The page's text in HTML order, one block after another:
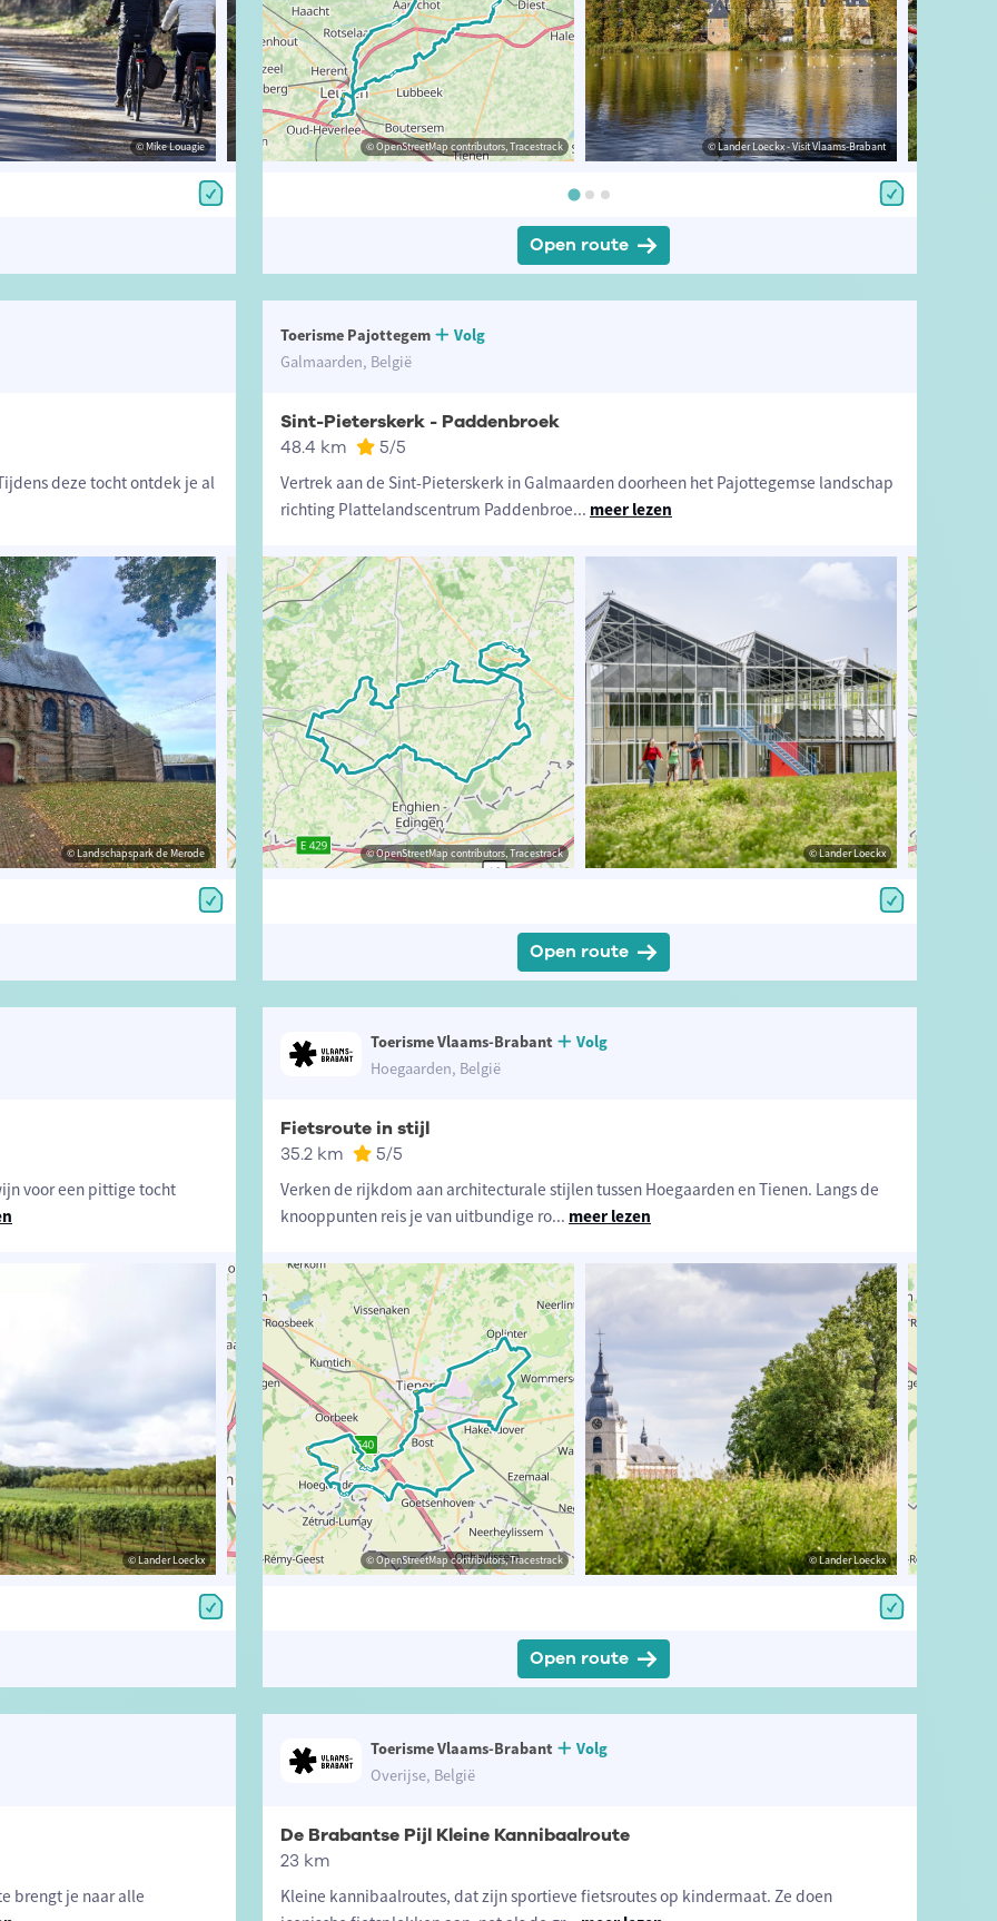
© Mike Louagie © Toerisme Diest © OpenStreetMap contributors, Tracestrack
© Lander Loeckx - Visit Vlaams-Brabant © OpenStreetMap contributors, Tracestrack © Lander Loeckx - Visit Vlaams-Brabant
Open route
deze tocht ontdek je al
© Landschapspark de Merode © OpenStreetMap contributors, Tracestrack © Landschapspark de Merode
Toerisme Pajottegem
Volg
Galmaarden, België
Sint-Pieterskerk - Paddenbroek
48.4 km 5/5
Vertrek aan de Sint-Pieterskerk in Galmaarden doorheen het Pajottegemse landschap
richting Plattelandscentrum Paddenbroe... meer lezen
© Lander Loeckx © OpenStreetMap contributors, Tracestrack © Lander Loeckx
Open route
voor een pittige tocht
© Lander Loeckx © OpenStreetMap contributors, Tracestrack © Lander Loeckx
Toerisme Vlaams-Brabant
Volg
Hoegaarden, België
Fietsroute in stijl
35.2 km 5/5
Verken de rijkdom aan architecturale stijlen tussen Hoegaarden en Tienen. Langs de
knooppunten reis je van uitbundige ro... meer lezen
© Lander Loeckx © OpenStreetMap contributors, Tracestrack © Lander Loeckx
Open route
brengt je naar alle
Toerisme Vlaams-Brabant
Volg
Overijse, België
De Brabantse Pijl Kleine Kannibaalroute
23 km
Kleine kannibaalroutes, dat zijn sportieve fietsroutes op kindermaat. Ze doen